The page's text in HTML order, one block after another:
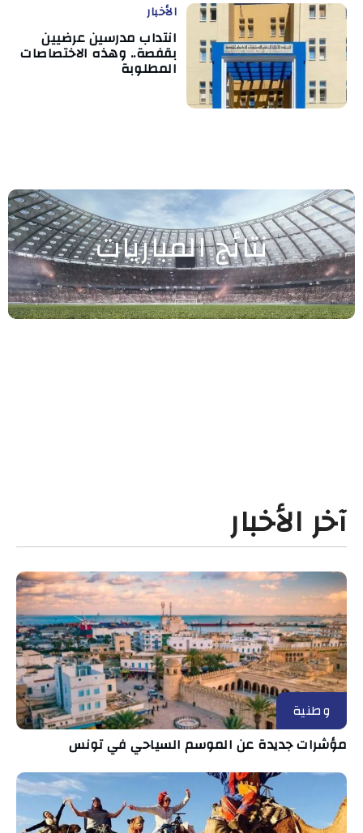
الأخبار
انتداب مدرسين عرضيين
بقفصة.. وهذه الاختصاصات
المطلوبة
نتائج المباريات
آخر الأخبار
وطنية
مؤشرات جديدة عن الموسم السياحي في تونس